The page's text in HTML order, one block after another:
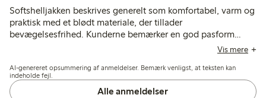
Softshelljakken beskrives generelt som komfortabel, varm og
praktisk med et blødt materiale, der tillader
bevægelsesfrihed. Kunderne bemærker en god pasform
generelt, selvom nogle synes, at størrelsen er en smule stor,
modstandsdygtighed over for slid efter flere vaske nævnes
også ofte.
Vis mere
AI-genereret opsummering af anmeldelser. Bemærk venligst, at teksten kan
indeholde fejl.
Alle anmeldelser